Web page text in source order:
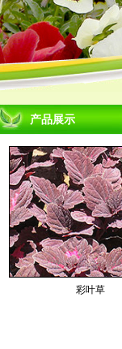
产品展示
彩叶草